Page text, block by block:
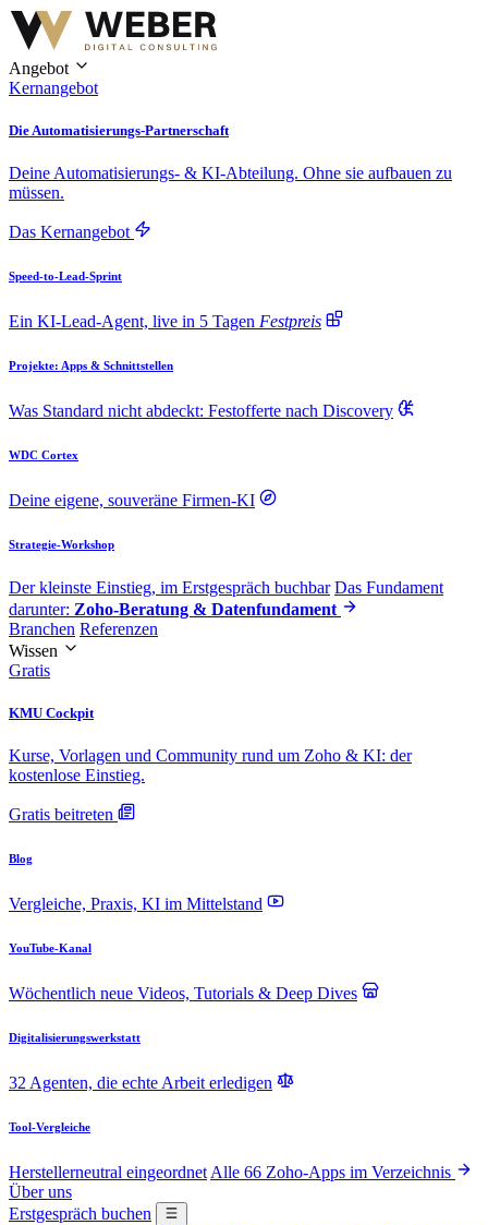
Angebot
Kernangebot
Die Automatisierungs-Partnerschaft
Deine Automatisierungs- & KI-Abteilung. Ohne sie aufbauen zu
müssen.
Das Kernangebot
Speed-to-Lead-Sprint
Ein KI-Lead-Agent, live in 5 Tagen Festpreis
Projekte: Apps & Schnittstellen
Was Standard nicht abdeckt: Festofferte nach Discovery
WDC Cortex
Deine eigene, souveräne Firmen-KI
Strategie-Workshop
Der kleinste Einstieg, im Erstgespräch buchbar Das Fundament
darunter: Zoho-Beratung & Datenfundament
Branchen Referenzen
Wissen
Gratis
KMU Cockpit
Kurse, Vorlagen und Community rund um Zoho & KI: der
kostenlose Einstieg.
Gratis beitreten
Blog
Vergleiche, Praxis, KI im Mittelstand
YouTube-Kanal
Wöchentlich neue Videos, Tutorials & Deep Dives
Digitalisierungswerkstatt
32 Agenten, die echte Arbeit erledigen
Tool-Vergleiche
Herstellerneutral eingeordnet Alle 66 Zoho-Apps im Verzeichnis
Über uns
Erstgespräch buchen